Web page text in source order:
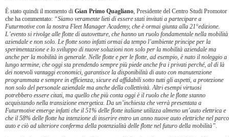
È stato quindi il momento di Gian Primo Quagliano, Presidente del Centro Studi Promotor
che ha commentato: “Siamo veramente lieti di essere stati invitati a partecipare a
Futurmotive con la nostra Fleet Manager Academy, che è ormai giunta alla 21°edizione.
L’evento si rivolge alle flotte di autovetture, che hanno un ruolo fondamentale nella mobilità
aziendale e non solo. Le flotte sono infatti ormai da tempo l’ambiente principe per la
sperimentazione e lo sviluppo di nuove soluzioni non solo per la mobilità aziendale ma
anche per la mobilità in generale. Nelle flotte e per le flotte, ad esempio, è nato il noleggio a
lungo termine, che oggi sta prendendo sempre più piede anche fra i privati perché, al di là
dei notevoli vantaggi economici, garantisce la disponibilità di auto con manutenzione
programmata e sempre in efficienza, sicure ed affidabili sotto tutti gli aspetti, a protezione
non solo del personale aziendale ma anche della collettività. Altri esempi virtuosi
potrebbero essere citati, ma quello che più conta oggi è il ruolo che le flotte stanno
acquistando nella transizione energetica. Da un’inchiesta che verrà presentata a
Futurmotive emerge infatti che il 51% delle flotte italiane utilizza almeno un’auto elettrica e
che il 58% delle flotte ha intenzione di inserire entro un anno nuove auto elettriche nel parco
auto e ciò ad ulteriore conferma della potenzialità delle flotte nel futuro della mobilità”.